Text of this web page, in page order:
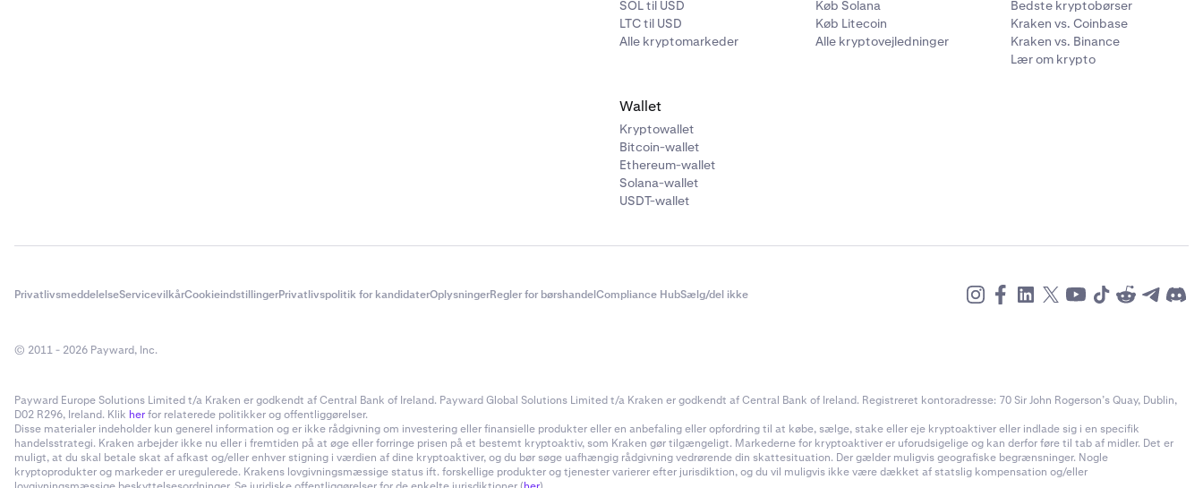
SOL til USD
LTC til USD
Alle kryptomarkeder
Køb Solana
Køb Litecoin
Alle kryptovejledninger
Bedste kryptobørser
Kraken vs. Coinbase
Kraken vs. Binance
Lær om krypto
Wallet
Kryptowallet
Bitcoin-wallet
Ethereum-wallet
Solana-wallet
USDT-wallet
PrivatlivsmeddelelseServicevilkårCookieindstillingerPrivatlivspolitik for kandidaterOplysningerRegler for børshandelCompliance HubSælg/del ikke
© 2011 - 2026 Payward, Inc.
Payward Europe Solutions Limited t/a Kraken er godkendt af Central Bank of Ireland. Payward Global Solutions Limited t/a Kraken er godkendt af Central Bank of Ireland. Registreret kontoradresse: 70 Sir John Rogerson’s Quay, Dublin,
D02 R296, Ireland. Klik herfor relaterede politikker og offentliggørelser.
Disse materialer indeholder kun generel information og er ikke rådgivning om investering eller finansielle produkter eller en anbefaling eller opfordring til at købe, sælge, stake eller eje kryptoaktiver eller indlade sig i en specifik
handelsstrategi. Kraken arbejder ikke nu eller i fremtiden på at øge eller forringe prisen på et bestemt kryptoaktiv, som Kraken gør tilgængeligt. Markederne for kryptoaktiver er uforudsigelige og kan derfor føre til tab af midler. Det er
muligt, at du skal betale skat af afkast og/eller enhver stigning i værdien af dine kryptoaktiver, og du bør søge uafhængig rådgivning vedrørende din skattesituation. Der gælder muligvis geografiske begrænsninger. Nogle
kryptoprodukter og markeder er uregulerede. Krakens lovgivningsmæssige status ift. forskellige produkter og tjenester varierer efter jurisdiktion, og du vil muligvis ikke være dækket af statslig kompensation og/eller